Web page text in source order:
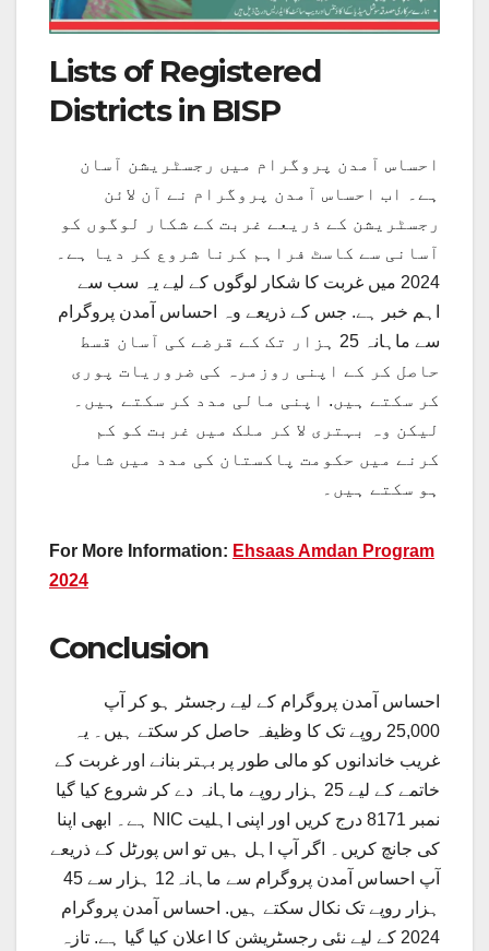
Lists of Registered
Districts in BISP
احساس آمدن پروگرام میں رجسٹریشن آسان
ہے۔ اب احساس آمدن پروگرام نے آن لائن
رجسٹریشن کے ذریعے غربت کے شکار لوگوں کو
آسانی سے کاسٹ فراہم کرنا شروع کر دیا ہے۔
2024 میں غربت کا شکار لوگوں کے لیے یہ سب سے
اہم خبر ہے. جس کے ذریعے وہ احساس آمدن پروگرام
سے ماہانہ 25 ہزار تک کے قرضے کی آسان قسط
حاصل کر کے اپنی روزمرہ کی ضروریات پوری
کر سکتے ہیں. اپنی مالی مدد کر سکتے ہیں۔
لیکن وہ بہتری لا کر ملک میں غربت کو کم
کرنے میں حکومت پاکستان کی مدد میں شامل
ہو سکتے ہیں۔
For More Information: Ehsaas Amdan Program
2024
Conclusion
احساس آمدن پروگرام کے لیے رجسٹر ہو کر آپ
25,000 روپے تک کا وظیفہ حاصل کر سکتے ہیں۔ یہ
غریب خاندانوں کو مالی طور پر بہتر بنانے اور غربت کے
خاتمے کے لیے 25 ہزار روپے ماہانہ دے کر شروع کیا گیا
ہے۔ ابھی اپنا NIC نمبر 8171 درج کریں اور اپنی اہلیت
کی جانچ کریں۔ اگر آپ اہل ہیں تو اس پورٹل کے ذریعے
آپ احساس آمدن پروگرام سے ماہانہ12 ہزار سے 45
ہزار روپے تک نکال سکتے ہیں. احساس آمدن پروگرام
2024 کے لیے نئی رجسٹریشن کا اعلان کیا گیا ہے. تازہ